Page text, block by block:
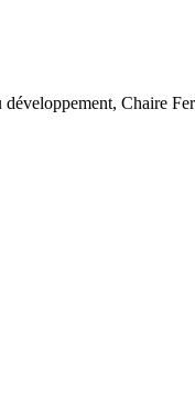
développement, Chaire